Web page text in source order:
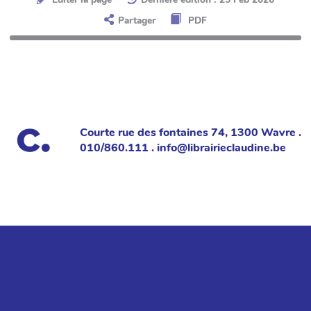
Partager
PDF
Courte rue des fontaines 74, 1300 Wavre .
010/860.111 . info@librairieclaudine.be